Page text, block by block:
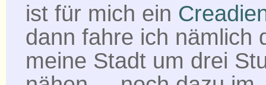
ist für mich ein
dann fahre ich nämlich
meine Stadt um drei